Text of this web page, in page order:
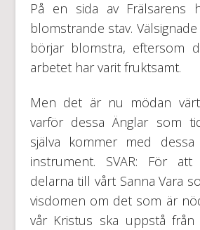
På en sida av Frälsarens
blomstrande stav.
börjar blomstra, eftersom
arbetet har varit fruktsamt.
Men det är nu mödan
varför dessa Änglar som
själva kommer med dessa
instrument. SVAR: För
delarna till vårt Sanna Vara
visdomen om det som är
vår Kristus ska uppstå